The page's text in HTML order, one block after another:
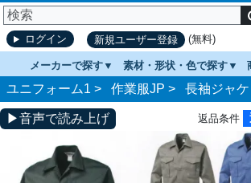
ログイン 新規ユーザー登録 (無料)
メーカーで探す 素材・形状・色で探す
ユニフォーム1 > 作業服JP > 長袖ジャ
▶音声で読み上げ 返品条件